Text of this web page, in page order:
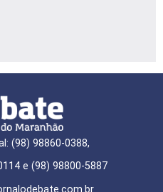
(98) 98860-0388,
e (98) 98800-5887